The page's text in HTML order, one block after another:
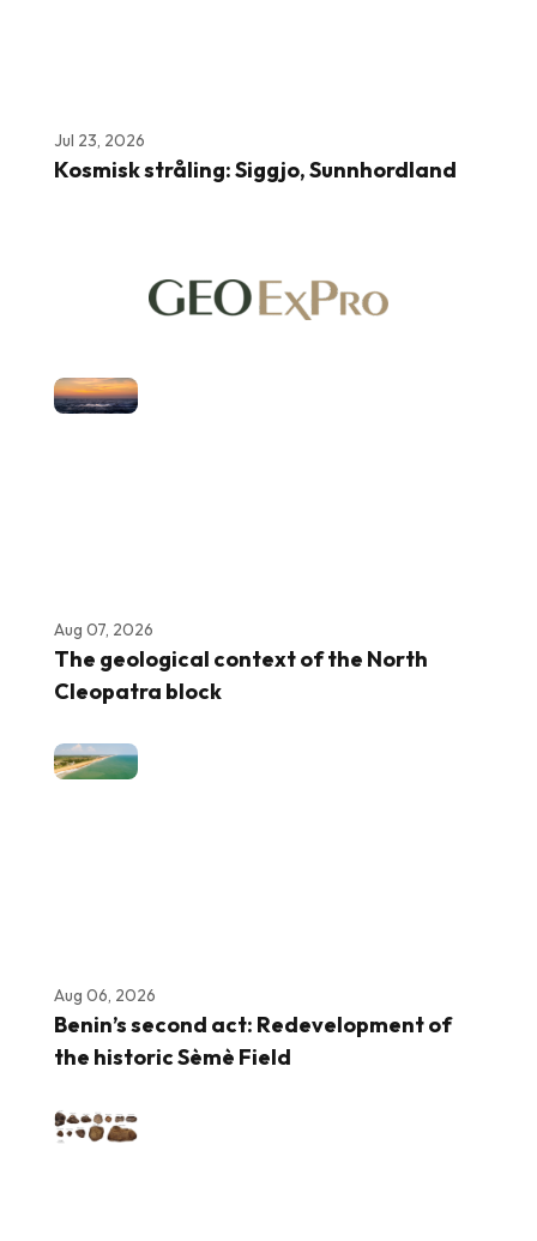
Jul 23, 2026
Kosmisk stråling: Siggjo, Sunnhordland
Aug 07, 2026
The geological context of the North
Cleopatra block
Aug 06, 2026
Benin’s second act: Redevelopment of
the historic Sèmè Field